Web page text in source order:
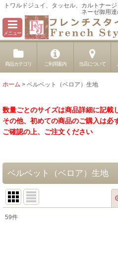
トワルドジュイ、タッセル、カルトナー
ネーゼ御用
メニュー
商品カテゴリ ご利用案内 当店について
ホーム > ベルベット（ベロア）生地
数量ごとのサイズは商品詳細に記載
その他、初めての商品のご購入は必
ご確認の上、ご注文ください
ベルベット（ベロア）生地
59件